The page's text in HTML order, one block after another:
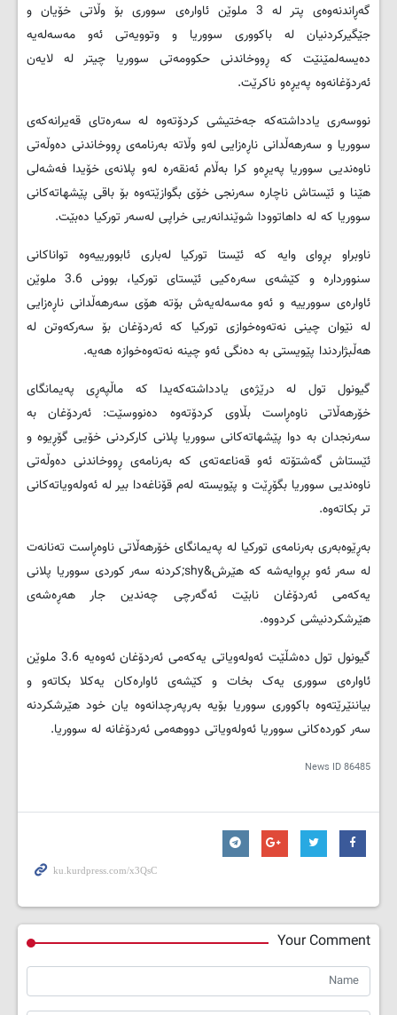
گەڕاندنەوەی پتر لە 3 ملوێن ئاوارەی سووری بۆ وڵاتی خۆیان و
جێگیرکردنیان لە باکووری سووریا و وتوویەتی ئەو مەسەلەیە
دەیسەلمێنێت کە ڕووخاندنی حکوومەتی سووریا چیتر لە لایەن
ئەردۆغانەوە پەیڕەو ناکرێت.
نووسەری یادداشتەکە جەختیشی کردۆتەوە لە سەرەتای قەیرانەکەی
سووریا و سەرهەڵدانی ناڕەزایی لەو وڵاتە بەرنامەی ڕووخاندنی دەوڵەتی
ناوەندیی سووریا پەیڕەو کرا بەڵام ئەنقەرە لەو پلانەی خۆیدا فەشەلی
هێنا و ئێستاش ناچارە سەرنجی خۆی بگوازێتەوە بۆ باقی پێشهاتەکانی
سووریا کە لە داهاتوودا شوێندانەریی خراپی لەسەر تورکیا دەبێت.
ناوبراو بڕوای وایە کە ئێستا تورکیا لەباری ئابوورییەوە تواناکانی
سنووردارە و کێشەی سەرەکیی ئێستای تورکیا، بوونی 3.6 ملوێن
ئاوارەی سوورییە و ئەو مەسەلەیەش بۆتە هۆی سەرهەڵدانی ناڕەزایی
لە نێوان چینی نەتەوەخوازی تورکیا کە ئەردۆغان بۆ سەرکەوتن لە
هەڵبژاردندا پێویستی بە دەنگی ئەو چینە نەتەوەخوازە هەیە.
گیونول تول لە درێژەی یادداشتەکەیدا کە ماڵپەڕی پەیمانگای
خۆرهەڵاتی ناوەڕاست بڵاوی کردۆتەوە دەنووسێت: ئەردۆغان بە
سەرنجدان بە دوا پێشهاتەکانی سووریا پلانی کارکردنی خۆیی گۆڕیوە و
ئێستاش گەشتۆتە ئەو قەناعەتەی کە بەرنامەی ڕووخاندنی دەوڵەتی
ناوەندیی سووریا بگۆڕێت و پێویستە لەم قۆناغەدا بیر لە ئەولەویاتەکانی
تر بکاتەوە.
بەڕێوەبەری بەرنامەی تورکیا لە پەیمانگای خۆرهەڵاتی ناوەڕاست تەنانەت
لە سەر ئەو بڕوایەشە کە هێرش&shy;کردنە سەر کوردی سووریا پلانی
یەکەمی ئەردۆغان نابێت ئەگەرچی چەندین جار هەڕەشەی
هێرشکردنیشی کردووە.
گیونول تول دەشڵێت ئەولەویاتی یەکەمی ئەردۆغان ئەوەیە 3.6 ملوێن
ئاوارەی سووری یەک بخات و کێشەی ئاوارەکان یەکلا بکاتەو و
بیاننێرێتەوە باکووری سووریا بۆیە بەرپەرچدانەوە یان خود هێرشکردنە
سەر کوردەکانی سووریا ئەولەویاتی دووهەمی ئەردۆغانە لە سووریا.
News ID86485
Your Comment